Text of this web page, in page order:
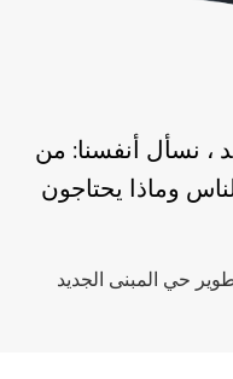
، نسأل أنفسنا: من
وماذا يحتاجون